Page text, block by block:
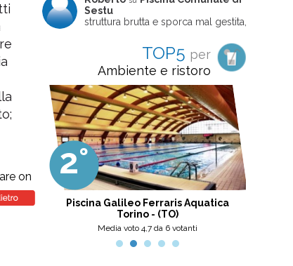
on
in questa magnifica piscina con i miei
due figli che sono letteralmente
piccola, un po' in vasca grande, negli
spazi riservati al nuoto libero,
giochiamo, nuotiamo e facciamo
apnea insieme (sono stato assistente
bagnanti ed istruttore di nuoto in
gioventù, ora lo faccio per loro
come papà). Si tratta di una struttura
molto accogliente, pulita, bella,
gestita da personale di grande
professionalità, umanità e cortesia.
Ottima scelta, nel pinerolese il
meglio, secondo me.
Sestu
struttura brutta e sporca mal gestita,
poco professionale. la sconsiglio a
tutti coloro che amano le cose fatte
seriamente poiché é tutto
improvvisato
TOP5 per
Ambiente e ristoro
2°
Piscina Galileo Ferraris Aquatica
Torino - (TO)
Media voto 4,7 da 6 votanti